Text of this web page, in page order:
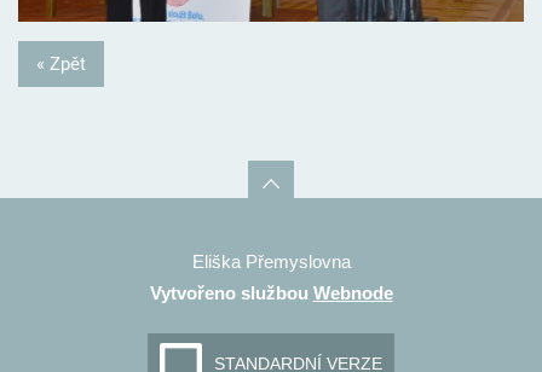
« Zpět
Eliška Přemyslovna
Vytvořeno službou Webnode
STANDARDNÍ VERZE